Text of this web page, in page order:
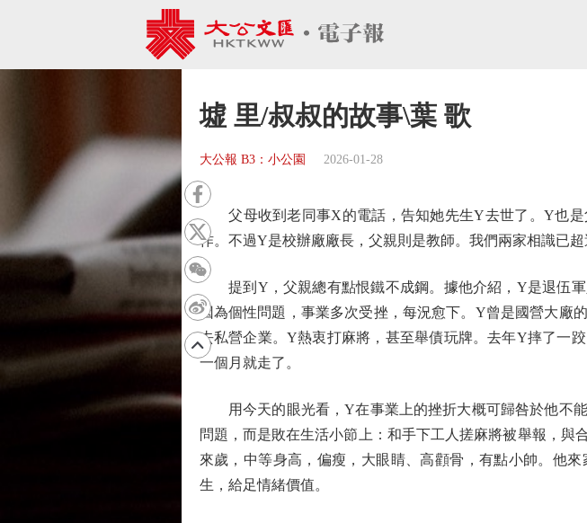
墟 里/叔叔的故事\葉 歌
大公報 B3：小公園 2026-01-28
父母收到老同事X的電話，告知她先生Y去世了。Y也是
作。不過Y是校辦廠廠長，父親則是教師。我們兩家相識已超
提到Y，父親總有點恨鐵不成鋼。據他介紹，Y是退伍軍
因為個性問題，事業多次受挫，每況愈下。Y曾是國營大廠
去私營企業。Y熱衷打麻將，甚至舉債玩牌。去年Y摔了一
一個月就走了。
用今天的眼光看，Y在事業上的挫折大概可歸咎於他不能
問題，而是敗在生活小節上：和手下工人搓麻將被舉報，
來歲，中等身高，偏瘦，大眼睛、高顴骨，有點小帥。他
生，給足情緒價值。